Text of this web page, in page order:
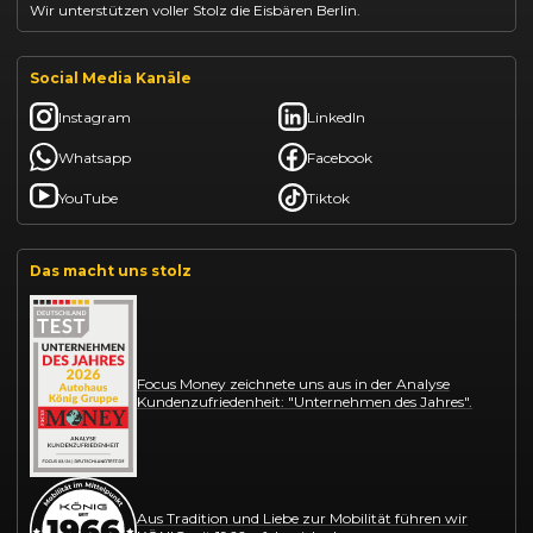
Wir unterstützen voller Stolz die Eisbären Berlin.
Social Media Kanäle
Instagram LinkedIn
Whatsapp Facebook
YouTube Tiktok
Das macht uns stolz
Focus Money zeichnete uns aus in der Analyse
Kundenzufriedenheit: "Unternehmen des Jahres".
Aus Tradition und Liebe zur Mobilität führen wir